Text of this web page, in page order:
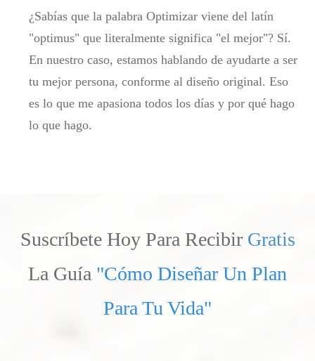
¿Sabías que la palabra Optimizar viene del latín
"optimus" que literalmente significa "el mejor"? Sí.
En nuestro caso, estamos hablando de ayudarte a ser
tu mejor persona, conforme al diseño original. Eso
es lo que me apasiona todos los días y por qué hago
lo que hago.
Suscríbete Hoy Para Recibir Gratis
La Guía "Cómo Diseñar Un Plan
Para Tu Vida"